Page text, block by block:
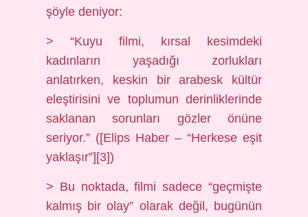
şöyle deniyor:
> “Kuyu filmi, kırsal kesimdeki
kadınların yaşadığı zorlukları
anlatırken, keskin bir arabesk kültür
eleştirisini ve toplumun derinliklerinde
saklanan sorunları gözler önüne
seriyor.” ([Elips Haber – “Herkese eşit
yaklaşır”][3])
> Bu noktada, filmi sadece “geçmişte
kalmış bir olay” olarak değil, bugünün